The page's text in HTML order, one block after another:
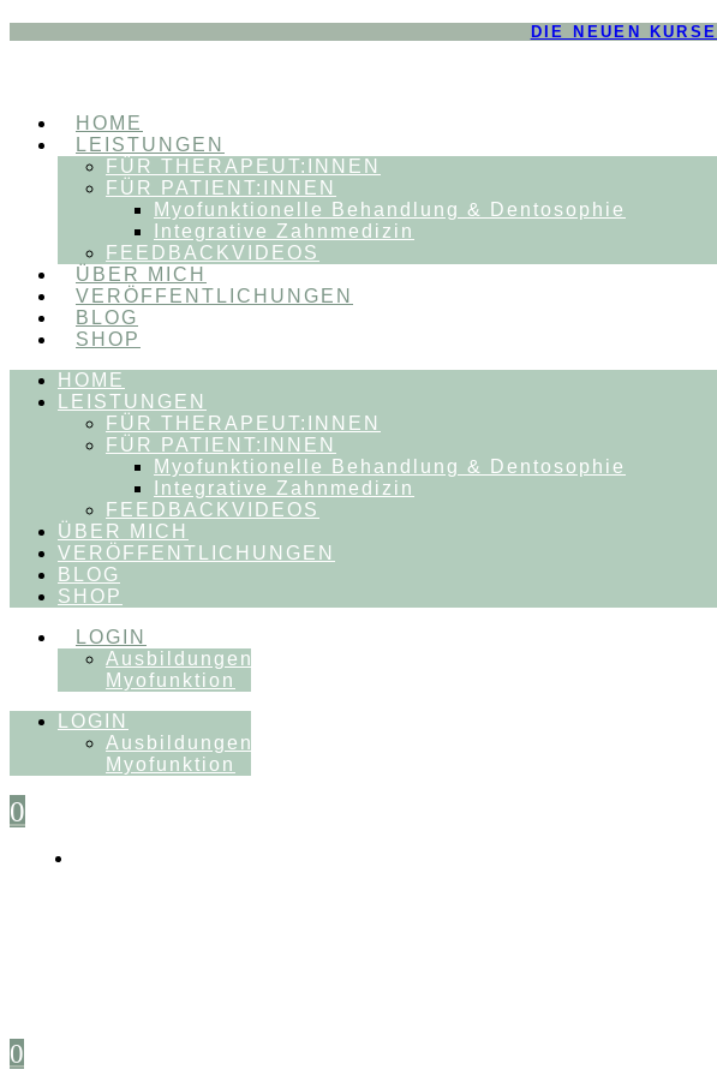
DIE NEUEN
HOME
LEISTUNGEN
FÜR THERAPEUT:INNEN
FÜR PATIENT:INNEN
Myofunktionelle Behandlung & Dentosophie
Integrative Zahnmedizin
FEEDBACKVIDEOS
ÜBER MICH
VERÖFFENTLICHUNGEN
BLOG
SHOP
HOME
LEISTUNGEN
FÜR THERAPEUT:INNEN
FÜR PATIENT:INNEN
Myofunktionelle Behandlung & Dentosophie
Integrative Zahnmedizin
FEEDBACKVIDEOS
ÜBER MICH
VERÖFFENTLICHUNGEN
BLOG
SHOP
LOGIN
Ausbildungen
Myofunktion
LOGIN
Ausbildungen
Myofunktion
0
0